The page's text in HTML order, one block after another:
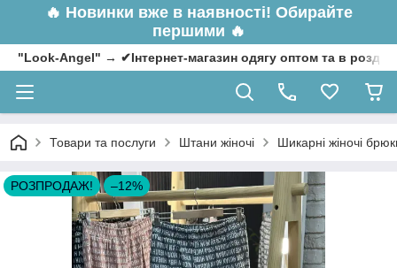
🔥 Новинки вже в наявності! Обирайте
першими 🔥
"Look-Angel" → ✔Інтернет-магазин одягу оптом та в
Товари та послуги Штани жіночі Шикарні жіночі
РОЗПРОДАЖ! –12%